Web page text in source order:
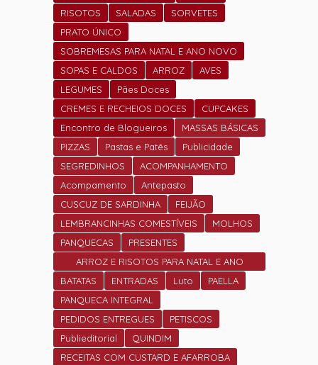
RISOTOS
SALADAS
SORVETES
PRATO ÚNICO
SOBREMESAS PARA NATAL E ANO NOVO
SOPAS E CALDOS
ARROZ
AVES
LEGUMES
Pães Doces
CREMES E RECHEIOS DOCES
CUPCAKES
Encontro de Blogueiros
MASSAS BÁSICAS
PIZZAS
Pastas e Patês
Publicidade
SEGREDINHOS
ACOMPANHAMENTO
Acompamento
Antepasto
CUSCUZ DE SARDINHA
FEIJÃO
LEMBRANCINHAS COMESTÍVEIS
MOLHOS
PANQUECAS
PRESENTES
ARROZ E RISOTOS PARA NATAL E ANO
NOVO
BATATAS ENTRADAS Luto
PAELLA
PANQUECA INTEGRAL
PEDIDOS ENTREGUES
PETISCOS
Publieditorial
QUINDIM
RECEITAS COM CUSTARD E AFARROBA